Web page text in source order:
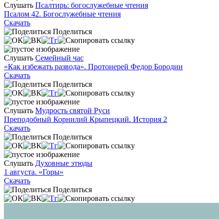
Слушать Псалтирь: богослужебные чтения
Псалом 42. Богослужебные чтения
Скачать
Поделиться
Слушать Семейный час
«Как избежать развода». Протоиерей Федор Бородин
Скачать
Поделиться
Слушать Мудрость святой Руси
Преподобный Корнилий Крыпецкий. История 2
Скачать
Поделиться
Слушать Духовные этюды
1 августа. «Горы»
Скачать
Поделиться